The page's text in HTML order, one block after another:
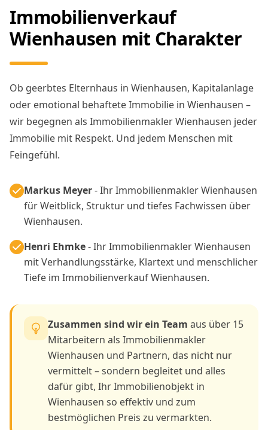
Immobilienverkauf
Wienhausen mit Charakter
Ob geerbtes Elternhaus in Wienhausen, Kapitalanlage
oder emotional behaftete Immobilie in Wienhausen –
wir begegnen als Immobilienmakler Wienhausen jeder
Immobilie mit Respekt. Und jedem Menschen mit
Feingefühl.
Markus Meyer- Ihr Immobilienmakler Wienhausen
für Weitblick, Struktur und tiefes Fachwissen über
Wienhausen.
Henri Ehmke- Ihr Immobilienmakler Wienhausen
mit Verhandlungsstärke, Klartext und menschlicher
Tiefe im Immobilienverkauf Wienhausen.
Zusammen sind wir ein Team aus über 15
Mitarbeitern als Immobilienmakler
Wienhausen und Partnern, das nicht nur
vermittelt – sondern begleitet und alles
dafür gibt, Ihr Immobilienobjekt in
Wienhausen so effektiv und zum
bestmöglichen Preis zu vermarkten.